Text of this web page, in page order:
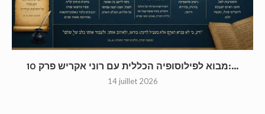
מבוא לפילוסופיה הכללית עם רוני אקריש פרק 10:...
14 juillet 2026